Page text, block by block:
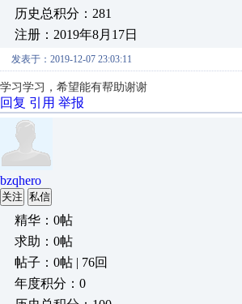
历史总积分：281
注册：2019年8月17日
发表于：2019-12-07 23:03:11
学习学习，希望能有帮助谢谢
回复 引用 举报
bzqhero
关注 私信
精华：0帖
求助：0帖
帖子：0帖 | 76回
年度积分：0